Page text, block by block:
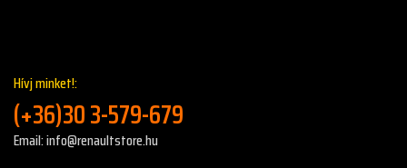
Hívj minket!:
(+36)30 3-579-679
Email: info@renaultstore.hu